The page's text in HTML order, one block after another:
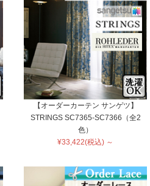
【オーダーカーテン サンゲツ】
STRINGS SC7365-SC7366（全2
色）
¥33,422(税込) ～